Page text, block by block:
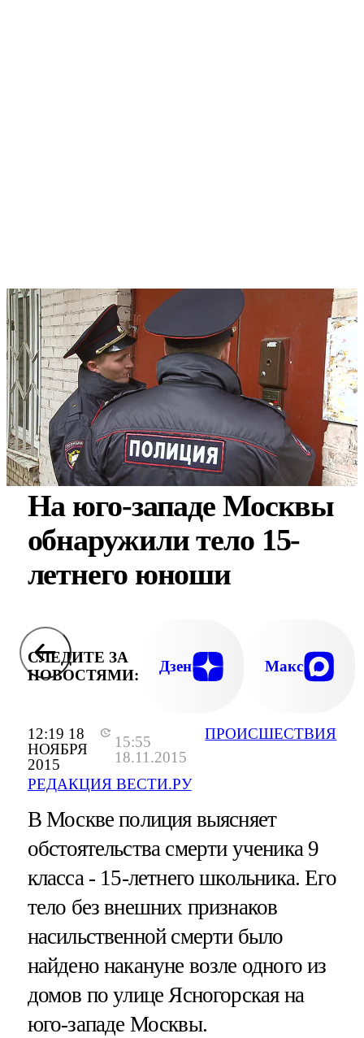
12:19 18
НОЯБРЯ
2015
15:55
18.11.2015
РЕДАКЦИЯ ВЕСТИ.РУ
ПРОИСШЕСТВИЯ
На юго-западе Москвы
обнаружили тело 15-
летнего юноши
СЛЕДИТЕ ЗА
НОВОСТЯМИ:
Дзен Макс
В Москве полиция выясняет
обстоятельства смерти ученика 9
класса - 15-летнего школьника. Его
тело без внешних признаков
насильственной смерти было
найдено накануне возле одного из
домов по улице Ясногорская на
юго-западе Москвы.